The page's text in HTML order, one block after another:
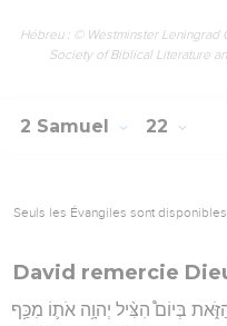
Hébreu : © Westminster Leningrad
Society of Biblical Literature
2 Samuel 22
Seuls les Évangiles sont
David remercie
בְּיוֹם֩ הִצִּ֨יל יְהוָ֥ה אֹת֛וֹ מִכַּ֥ף